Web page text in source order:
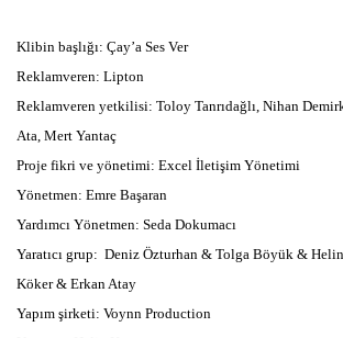
Klibin başlığı: Çay’a Ses Ver
Reklamveren: Lipton
Reklamveren yetkilisi: Toloy Tanrıdağlı, Nihan
Ata, Mert Yantaç
Proje fikri ve yönetimi: Excel İletişim Yönetimi
Yönetmen: Emre Başaran
Yardımcı Yönetmen: Seda Dokumacı
Yaratıcı grup: Deniz Özturhan & Tolga Böyük &
Köker & Erkan Atay
Yapım şirketi: Voynn Production